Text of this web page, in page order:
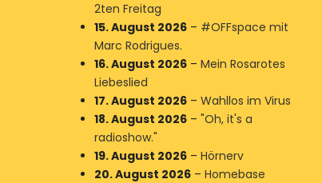
2ten Freitag
15. August 2026– #OFFspace mit
Marc Rodrigues.
16. August 2026– Mein Rosarotes
Liebeslied
17. August 2026– Wahllos im Virus
18. August 2026– "Oh, it's a
radioshow."
19. August 2026– Hörnerv
20. August 2026– Homebase